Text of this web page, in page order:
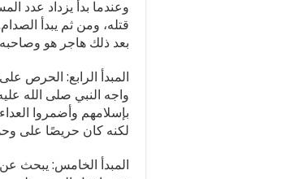
وعندما بدأ يزداد عدد
قتله، ومن ثم يبدأ
بعد ذلك هاجر هو وصاحبه
المبدأ الرابع: الحرص
واجه النبي صلى الله
بإسلامهم وأضمروا
لكنه كان حريصًا على
المبدأ الخامس: يبحث